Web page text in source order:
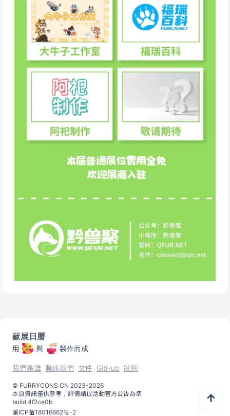
獸展日曆
用 與 製作而成
我們是誰 聯絡我們 文件 GitHub 狀態
©️ FURRYCONS.CN 2023-2026
本頁資訊僅供參考，詳情請以活動官方公告為準
build.4f2ce0b
渝ICP备18016662号-2